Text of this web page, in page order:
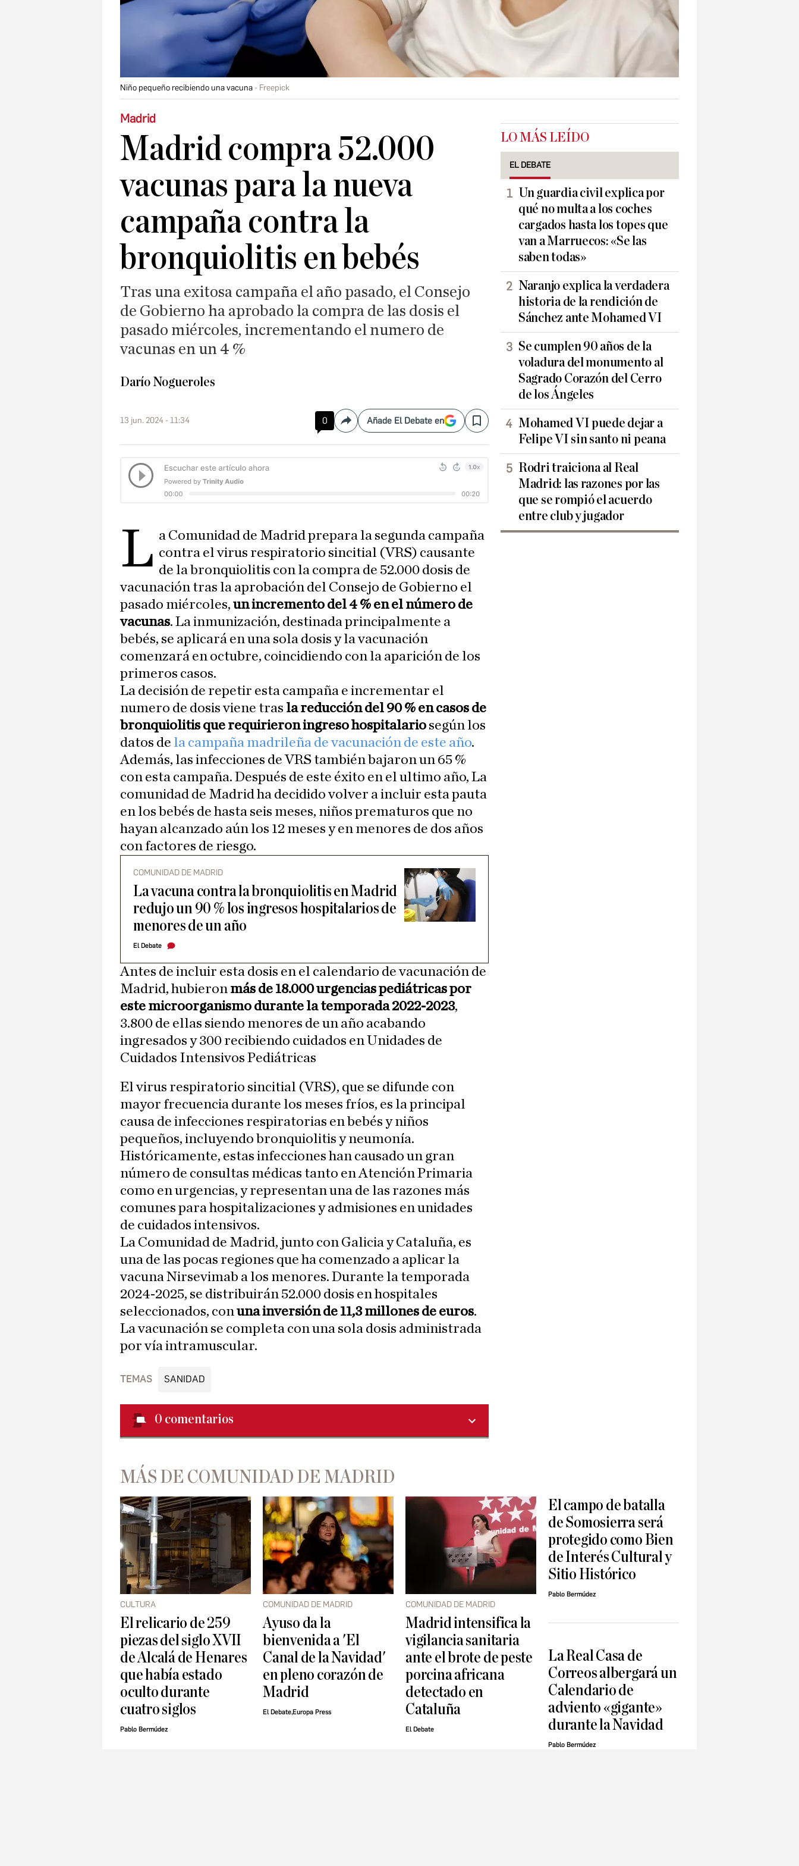
Niño pequeño recibiendo una vacuna Freepick
Madrid
Madrid compra 52.000
vacunas para la nueva
campaña contra la
bronquiolitis en bebés
Tras una exitosa campaña el año pasado, el Consejo
de Gobierno ha aprobado la compra de las dosis el
pasado miércoles, incrementando el numero de
vacunas en un 4 %
Darío Nogueroles
13 jun. 2024 - 11:34 0 CompartirAñade El Debate en Save
L a Comunidad de Madrid prepara la segunda campaña
contra el virus respiratorio sincitial (VRS) causante
de la bronquiolitis con la compra de 52.000 dosis de
vacunación tras la aprobación del Consejo de Gobierno el
pasado miércoles, un incremento del 4 % en el número de
vacunas. La inmunización, destinada principalmente a
bebés, se aplicará en una sola dosis y la vacunación
comenzará en octubre, coincidiendo con la aparición de los
primeros casos.
La decisión de repetir esta campaña e incrementar el
numero de dosis viene tras la reducción del 90 % en casos de
bronquiolitis que requirieron ingreso hospitalario según los
datos de la campaña madrileña de vacunación de este año.
Además, las infecciones de VRS también bajaron un 65 %
con esta campaña. Después de este éxito en el ultimo año, La
comunidad de Madrid ha decidido volver a incluir esta pauta
en los bebés de hasta seis meses, niños prematuros que no
hayan alcanzado aún los 12 meses y en menores de dos años
con factores de riesgo.
COMUNIDAD DE MADRID
La vacuna contra la bronquiolitis en Madrid
redujo un 90 % los ingresos hospitalarios de
menores de un año
El Debate
Antes de incluir esta dosis en el calendario de vacunación de
Madrid, hubieron más de 18.000 urgencias pediátricas por
este microorganismo durante la temporada 2022-2023,
3.800 de ellas siendo menores de un año acabando
ingresados y 300 recibiendo cuidados en Unidades de
Cuidados Intensivos Pediátricas
El virus respiratorio sincitial (VRS), que se difunde con
mayor frecuencia durante los meses fríos, es la principal
causa de infecciones respiratorias en bebés y niños
pequeños, incluyendo bronquiolitis y neumonía.
Históricamente, estas infecciones han causado un gran
número de consultas médicas tanto en Atención Primaria
como en urgencias, y representan una de las razones más
comunes para hospitalizaciones y admisiones en unidades
de cuidados intensivos.
La Comunidad de Madrid, junto con Galicia y Cataluña, es
una de las pocas regiones que ha comenzado a aplicar la
vacuna Nirsevimab a los menores. Durante la temporada
2024-2025, se distribuirán 52.000 dosis en hospitales
seleccionados, conuna inversión de 11,3 millones de euros.
La vacunación se completa con una sola dosis administrada
por vía intramuscular.
TEMAS SANIDAD
0 comentarios
LO MÁS LEÍDO
EL DEBATE
Un guardia civil explica por
qué no multa a los coches
cargados hasta los topes que
van a Marruecos: «Se las
saben todas»
Naranjo explica la verdadera
historia de la rendición de
Sánchez ante Mohamed VI
Se cumplen 90 años de la
voladura del monumento al
Sagrado Corazón del Cerro
de los Ángeles
Mohamed VI puede dejar a
Felipe VI sin santo ni peana
Rodri traiciona al Real
Madrid: las razones por las
que se rompió el acuerdo
entre club y jugador
MÁS DE COMUNIDAD DE MADRID
CULTURA
El relicario de 259
piezas del siglo XVII
de Alcalá de Henares
que había estado
oculto durante
cuatro siglos
Pablo Bermúdez
COMUNIDAD DE MADRID
Ayuso da la
bienvenida a 'El
Canal de la Navidad'
en pleno corazón de
Madrid
El Debate,Europa Press
COMUNIDAD DE MADRID
Madrid intensifica la
vigilancia sanitaria
ante el brote de peste
porcina africana
detectado en
Cataluña
El Debate
El campo de batalla
de Somosierra será
protegido como Bien
de Interés Cultural y
Sitio Histórico
Pablo Bermúdez
La Real Casa de
Correos albergará un
Calendario de
adviento «gigante»
durante la Navidad
Pablo Bermúdez